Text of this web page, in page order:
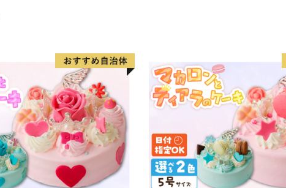
日頃より長与町をご支援いただき、誠にありがとうご
2023年10月からのふるさと納税制度改正に伴い、2024
より返礼品の寄附金額を変更させていただく運びとなり
長与町では、国の定めるルールを順守し、今後もより
力あふれる返礼品をお届けできるよう努めてまいります
皆様にはご理解いただきますとともに、今後も変わらぬ
りますと幸いでございます。